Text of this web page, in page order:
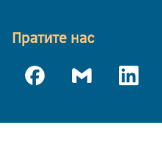
Пратите нас